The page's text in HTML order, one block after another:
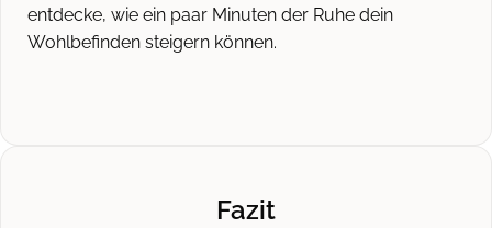
entdecke, wie ein paar Minuten der Ruhe dein
Wohlbefinden steigern können.
Fazit